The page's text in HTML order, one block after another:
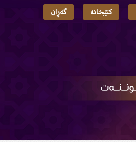
کتێبخانە گەڕان